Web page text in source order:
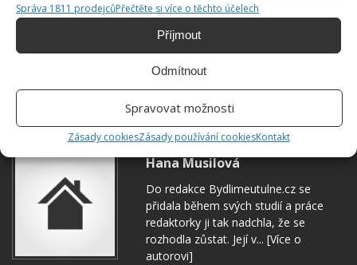
Správa 1811 prodejcůPřečtěte si více o těchto účelech
Příjmout
Odmítnout
Spravovat možnosti
Zásady cookiesZásady používání cookiesKontakt
Hana Musilová
Do redakce Bydlimeutulne.cz se
přidala během svých studií a práce
redaktorky ji tak nadchla, že se
rozhodla zůstat. Její v... [Více o
autorovi]